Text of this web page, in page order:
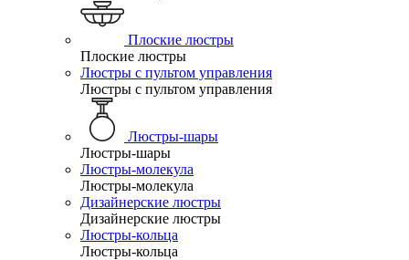
Плоские люстры
Плоские люстры
Люстры с пультом управления
Люстры с пультом управления
Люстры-шары
Люстры-шары
Люстры-молекула
Люстры-молекула
Дизайнерские люстры
Дизайнерские люстры
Люстры-кольца
Люстры-кольца